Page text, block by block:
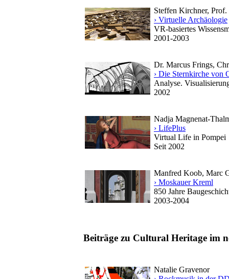
Steffen Kirchner,
› Virtuelle Archäologie
VR-basiertes
2001-2003
Dr. Marcus Frings,
› Die Sternkirche von
Analyse.
2002
Nadja Magnenat-
› LifePlus
Virtual Life in Pompei
Seit 2002
Manfred Koob, Marc
› Moskauer Kreml
850 Jahre
2003-2004
Beiträge zu Cultural Heritage im
Natalie Gravenor